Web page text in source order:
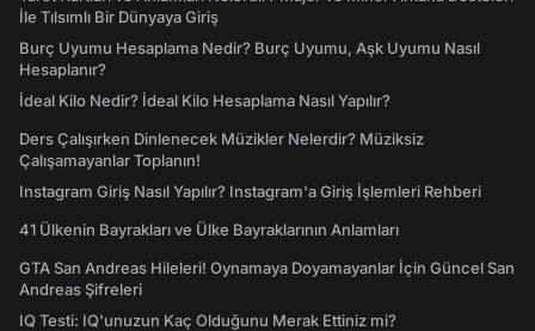
İle Tılsımlı Bir Dünyaya Giriş
Burç Uyumu Hesaplama Nedir? Burç Uyumu, Aşk Uyumu Nasıl
Hesaplanır?
İdeal Kilo Nedir? İdeal Kilo Hesaplama Nasıl Yapılır?
Ders Çalışırken Dinlenecek Müzikler Nelerdir? Müziksiz
Çalışamayanlar Toplanın!
Instagram Giriş Nasıl Yapılır? Instagram'a Giriş İşlemleri Rehberi
41 Ülkenin Bayrakları ve Ülke Bayraklarının Anlamları
GTA San Andreas Hileleri! Oynamaya Doyamayanlar İçin Güncel San
Andreas Şifreleri
IQ Testi: IQ'unuzun Kaç Olduğunu Merak Ettiniz mi?